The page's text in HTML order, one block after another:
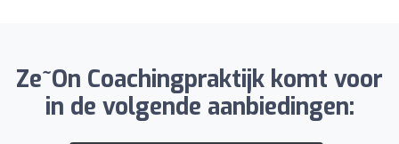
Ze~On Coachingpraktijk komt voor
in de volgende aanbiedingen: